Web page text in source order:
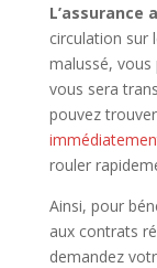
L’assurance
circulation sur
malussé, vous
vous sera
pouvez
rouler
Ainsi, pour
aux contrats
demandez